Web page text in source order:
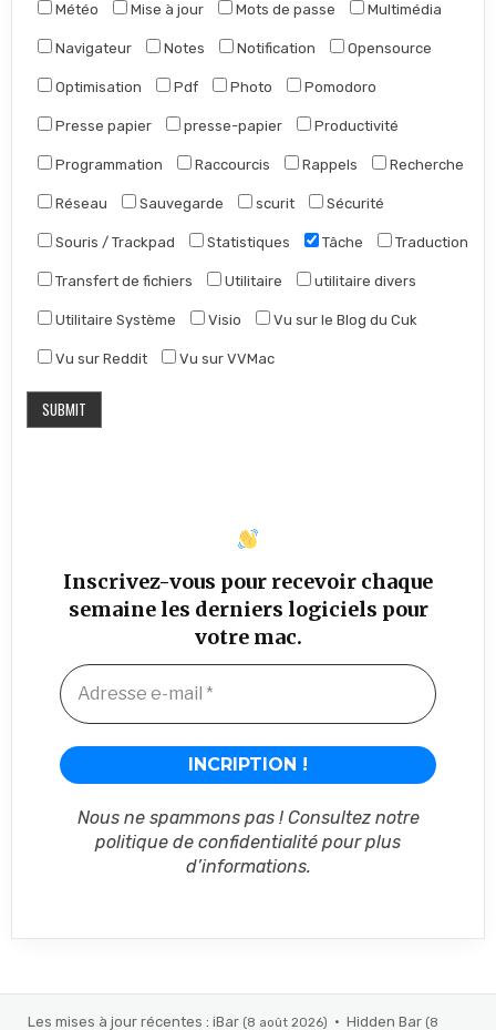
Météo Mise à jour Mots de passe Multimédia
Navigateur Notes Notification Opensource
Optimisation Pdf Photo Pomodoro
Presse papier presse-papier Productivité
Programmation Raccourcis Rappels Recherche
Réseau Sauvegarde scurit Sécurité
Souris / Trackpad Statistiques Tâche Traduction
Transfert de fichiers Utilitaire utilitaire divers
Utilitaire Système Visio Vu sur le Blog du Cuk
Vu sur Reddit Vu sur VVMac
Inscrivez-vous pour recevoir chaque
semaine les derniers logiciels pour
votre mac.
Nous ne spammons pas ! Consultez notre
politique de confidentialité pour plus
d’informations.
Les mises à jour récentes :iBar (8 août 2026) ·Hidden Bar (8